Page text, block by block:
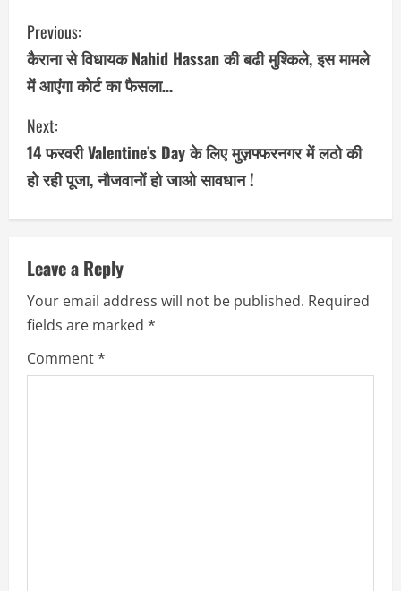
C
o
n
t
i
n
e
R
e
Previous:
कैराना से विधायक Nahid Hassan की बढी मुश्किले, इस मामले
में आएंगा कोर्ट का फैसला…
Next:
14 फरवरी Valentine’s Day के लिए मुज़फ्फरनगर में लठो की
हो रही पूजा, नौजवानों हो जाओ सावधान !
Leave a Reply
Your email address will not be published. Required
fields are marked *
Comment*